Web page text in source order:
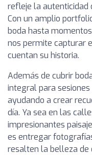
refleje la autenticidad
Con un amplio
boda hasta
nos permite capturar
cuentan su historia.
Además de cubrir
integral para
ayudando a crear
día. Ya sea en las
impresionantes
es entregar
resalten la belleza de